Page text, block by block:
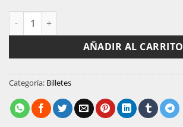
AÑADIR AL CARRITO
Categoría: Billetes